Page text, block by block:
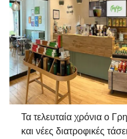
Τα τελευταία χρόνια ο
και νέες διατροφικές